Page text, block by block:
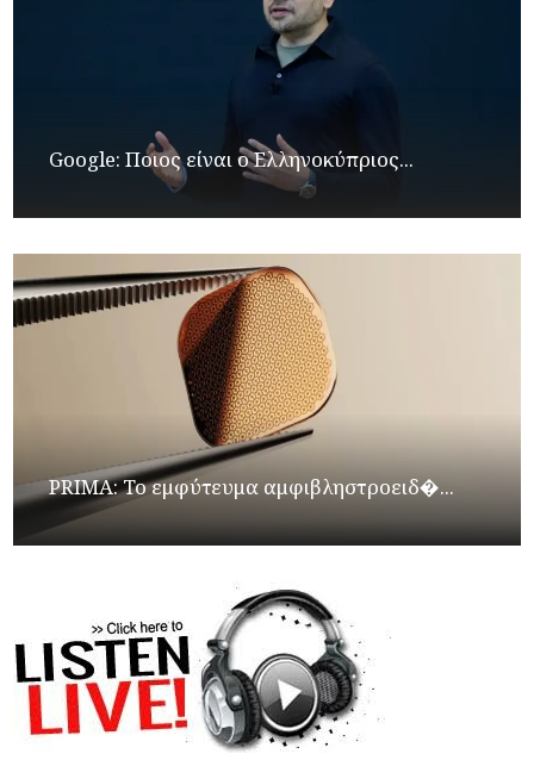
Google: Ποιος είναι ο Ελληνοκύπριος...
PRIMA: Το εμφύτευμα αμφιβληστροειδ�...